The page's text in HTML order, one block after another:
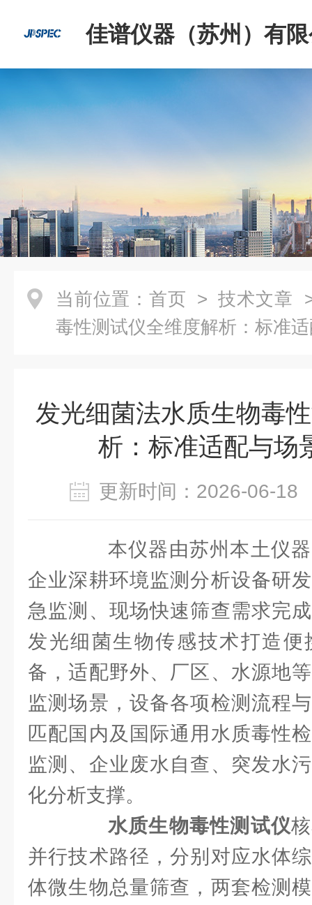
佳谱仪器（苏州）有
当前位置： 首页 > 技术文章
毒性测试仪全维度解析：标准
发光细菌法水质生物毒
析：标准适配与场
更新时间：2026-06-
本仪器由苏州本土仪器
企业深耕环境监测分析设备研
急监测、现场快速筛查需求完
发光细菌生物传感技术打造
备，适配野外、厂区、水源地
监测场景，设备各项检测流程
匹配国内及国际通用水质毒性
监测、企业废水自查、突发水
化分析支撑。
水质生物毒性测试仪
并行技术路径，分别对应水体
体微生物总量筛查，两套检测